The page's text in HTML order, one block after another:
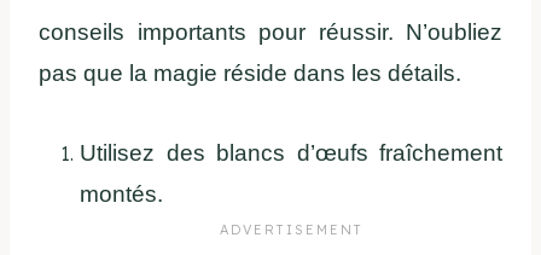
conseils importants pour réussir. N’oubliez
pas que la magie réside dans les détails.
Utilisez des blancs d’œufs fraîchement
montés.